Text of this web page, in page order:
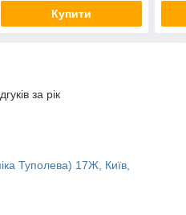
Купити
за рік
Туполева) 17Ж, Київ,